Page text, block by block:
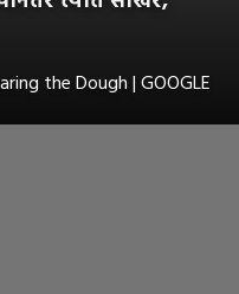
the Dough | GOOGLE